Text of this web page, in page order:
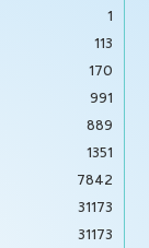
1
113
170
991
889
1351
7842
31173
31173